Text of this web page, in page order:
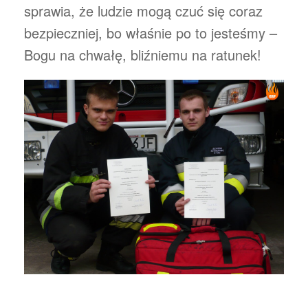
sprawia, że ludzie mogą czuć się coraz
bezpieczniej, bo właśnie po to jesteśmy –
Bogu na chwałę, bliźniemu na ratunek!